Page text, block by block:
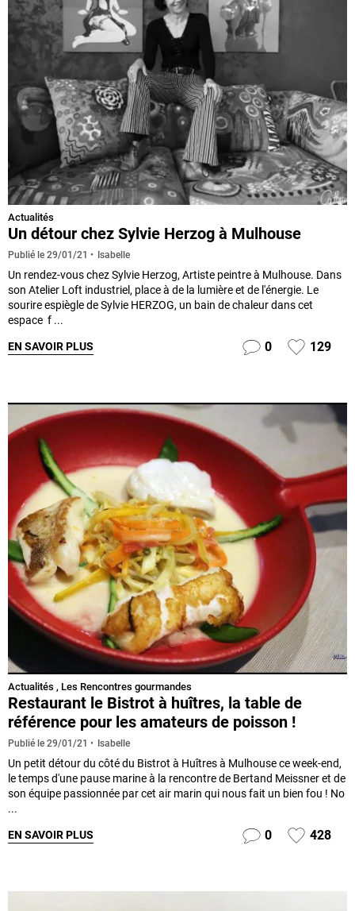
Actualités
Un détour chez Sylvie Herzog à Mulhouse
Publié le 29/01/21 Isabelle
Un rendez-vous chez Sylvie Herzog, Artiste peintre à Mulhouse. Dans
son Atelier Loft industriel, place à de la lumière et de l'énergie. Le
sourire espiègle de Sylvie HERZOG, un bain de chaleur dans cet
espace f ...
EN SAVOIR PLUS 0 129
Actualités , Les Rencontres gourmandes
Restaurant le Bistrot à huîtres, la table de
référence pour les amateurs de poisson !
Publié le 29/01/21 Isabelle
Un petit détour du côté du Bistrot à Huîtres à Mulhouse ce week-end,
le temps d'une pause marine à la rencontre de Bertand Meissner et de
son équipe passionnée par cet air marin qui nous fait un bien fou ! No
...
EN SAVOIR PLUS 0 428